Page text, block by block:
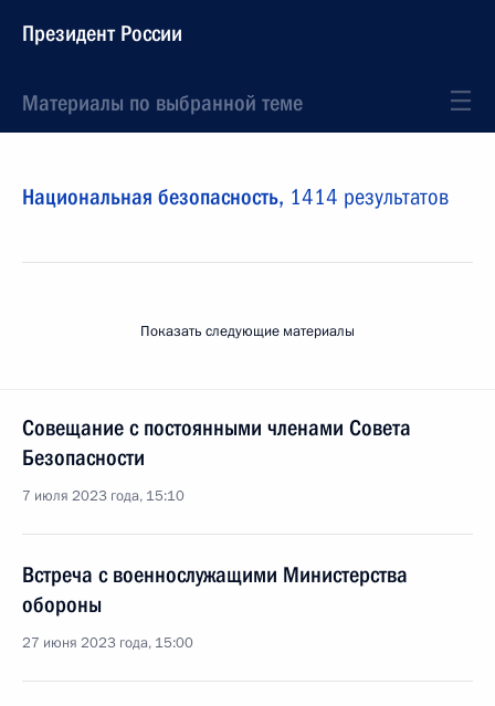
Президент России
Материалы по выбранной теме
Национальная безопасность, 1414 результатов
Показать следующие материалы
Совещание с постоянными членами Совета
Безопасности
7 июля 2023 года, 15:10
Встреча с военнослужащими Министерства
обороны
27 июня 2023 года, 15:00